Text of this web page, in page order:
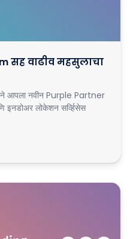
सह वाढीव महसुलाचा
ने आपला नवीन Purple Partner
लोकेशन सर्व्हिसेस